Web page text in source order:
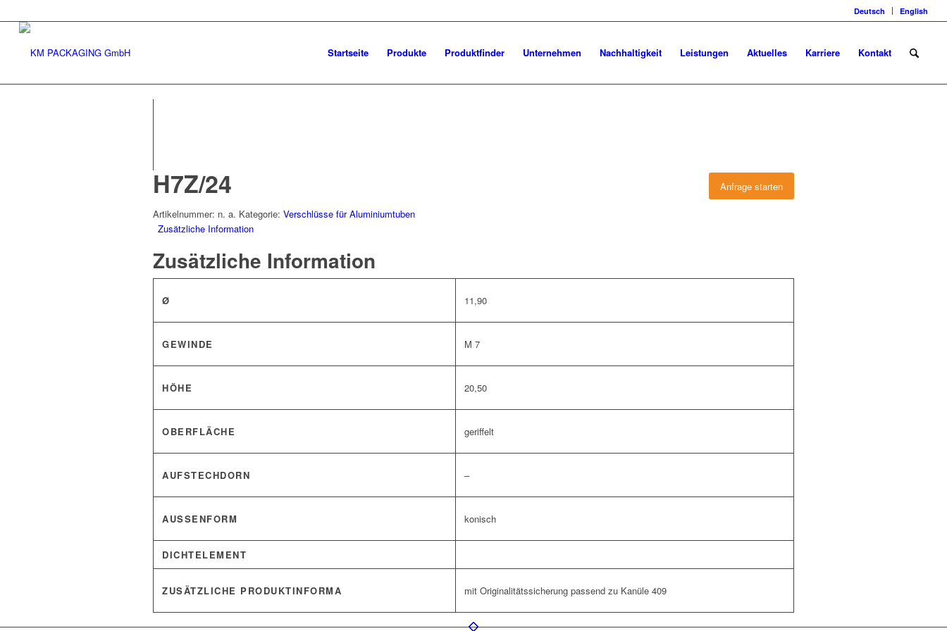
Deutsch English
Startseite Produkte Produktfinder Unternehmen Nachhaltigkeit Leistungen Aktuelles Karriere Kontakt
Anfrage starten
H7Z/24
Artikelnummer: n. a. Kategorie: Verschlüsse für Aluminiumtuben
Zusätzliche Information
Zusätzliche Information
Ø 11,90
GEWINDE M 7
HÖHE 20,50
OBERFLÄCHE geriffelt
AUFSTECHDORN –
AUSSENFORM konisch
DICHTELEMENT
ZUSÄTZLICHE PRODUKTINFORMA mit Originalitätssicherung passend zu Kanüle 409